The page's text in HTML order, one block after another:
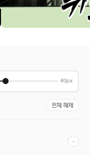
40px
전체 해제
−